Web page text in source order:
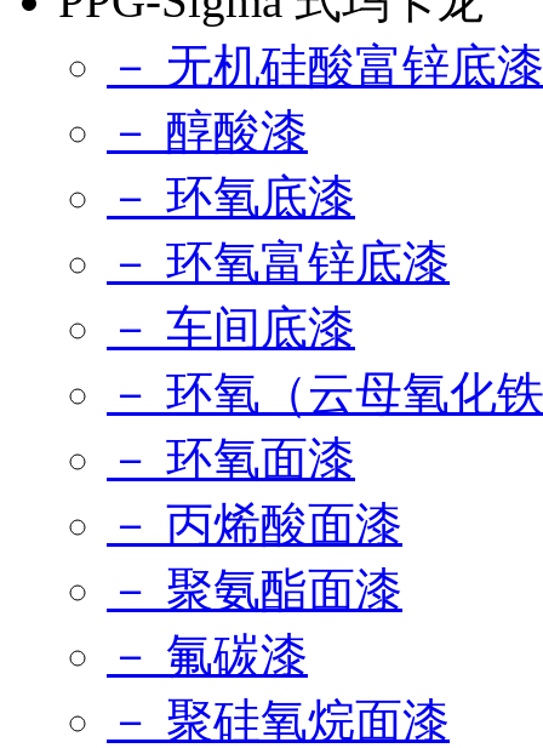
－ 无机硅酸富锌底漆
－ 醇酸漆
－ 环氧底漆
－ 环氧富锌底漆
－ 车间底漆
－ 环氧（云母氧化
－ 环氧面漆
－ 丙烯酸面漆
－ 聚氨酯面漆
－ 氟碳漆
－ 聚硅氧烷面漆